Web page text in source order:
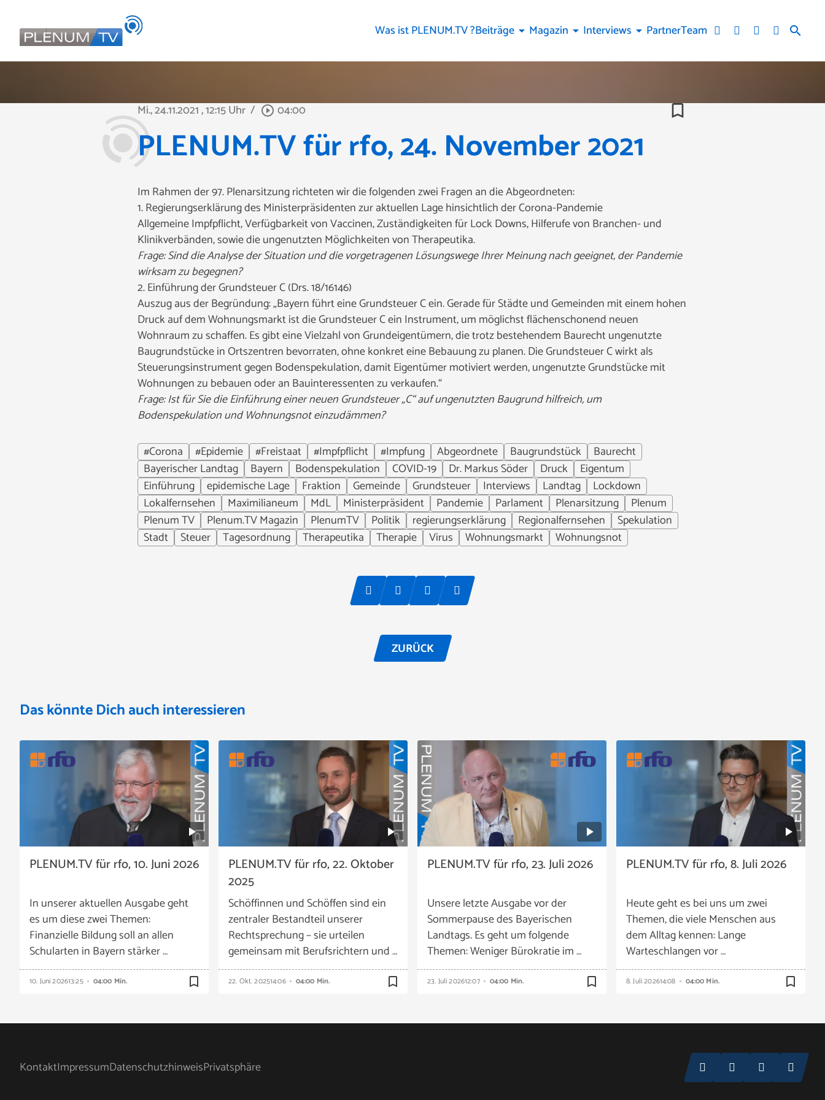
search
Was ist PLENUM.TV ?Beiträge arrow_drop_down Magazin arrow_drop_down Interviews arrow_drop_down PartnerTeam
Mi., 24.11.2021, 12:15 Uhr / play_circle_outline 04:00 bookmark_border
PLENUM.TV für rfo, 24. November 2021
Im Rahmen der 97. Plenarsitzung richteten wir die folgenden zwei Fragen an die Abgeordneten:
1. Regierungserklärung des Ministerpräsidenten zur aktuellen Lage hinsichtlich der Corona-Pandemie
Allgemeine Impfpflicht, Verfügbarkeit von Vaccinen, Zuständigkeiten für Lock Downs, Hilferufe von Branchen- und
Klinikverbänden, sowie die ungenutzten Möglichkeiten von Therapeutika.
Frage: Sind die Analyse der Situation und die vorgetragenen Lösungswege Ihrer Meinung nach geeignet, der Pandemie
wirksam zu begegnen?
2. Einführung der Grundsteuer C (Drs. 18/16146)
Auszug aus der Begründung: „Bayern führt eine Grundsteuer C ein. Gerade für Städte und Gemeinden mit einem hohen
Druck auf dem Wohnungsmarkt ist die Grundsteuer C ein Instrument, um möglichst flächenschonend neuen
Wohnraum zu schaffen. Es gibt eine Vielzahl von Grundeigentümern, die trotz bestehendem Baurecht ungenutzte
Baugrundstücke in Ortszentren bevorraten, ohne konkret eine Bebauung zu planen. Die Grundsteuer C wirkt als
Steuerungsinstrument gegen Bodenspekulation, damit Eigentümer motiviert werden, ungenutzte Grundstücke mit
Wohnungen zu bebauen oder an Bauinteressenten zu verkaufen.“
Frage: Ist für Sie die Einführung einer neuen Grundsteuer „C“ auf ungenutzten Baugrund hilfreich, um
Bodenspekulation und Wohnungsnot einzudämmen?
#Corona
#Epidemie #Freistaat #Impfpflicht #Impfung Abgeordnete Baugrundstück
Baurecht
Bayerischer Landtag
Bayern Bodenspekulation COVID-19 Dr. Markus Söder Druck
Eigentum
Einführung
epidemische Lage Fraktion Gemeinde Grundsteuer Interviews Landtag
Lockdown
Lokalfernsehen
Maximilianeum MdL Ministerpräsident Pandemie Parlament Plenarsitzung
Plenum
Plenum TV
Plenum.TV Magazin PlenumTV Politik regierungserklärung Regionalfernsehen
Spekulation
Stadt
Steuer Tagesordnung Therapeutika Therapie Virus Wohnungsmarkt Wohnungsnot
ZURÜCK
Das könnte Dich auch interessieren
PLENUM.TV für rfo, 10. Juni 2026
In unserer aktuellen Ausgabe geht
es um diese zwei Themen:
Finanzielle Bildung soll an allen
Schularten in Bayern stärker …
10. Juni 202613:25 04:00 Min. bookmark_border
PLENUM.TV für rfo, 22. Oktober
2025
Schöffinnen und Schöffen sind ein
zentraler Bestandteil unserer
Rechtsprechung – sie urteilen
gemeinsam mit Berufsrichtern und …
22. Okt. 202514:06 04:00 Min. bookmark_border
PLENUM.TV für rfo, 23. Juli 2026
Unsere letzte Ausgabe vor der
Sommerpause des Bayerischen
Landtags. Es geht um folgende
Themen: Weniger Bürokratie im …
23. Juli 202612:07 04:00 Min. bookmark_border
PLENUM.TV für rfo, 8. Juli 2026
Heute geht es bei uns um zwei
Themen, die viele Menschen aus
dem Alltag kennen: Lange
Warteschlangen vor …
8. Juli 202614:08 04:00 Min. bookmark_border
KontaktImpressumDatenschutzhinweisPrivatsphäre